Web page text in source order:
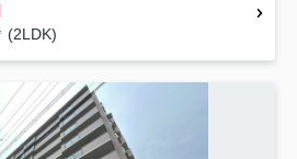
(2LDK)